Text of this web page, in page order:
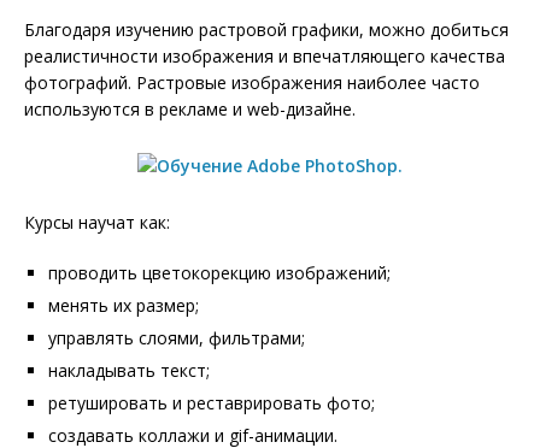
Благодаря изучению растровой графики, можно добиться
реалистичности изображения и впечатляющего качества
фотографий. Растровые изображения наиболее часто
используются в рекламе и web-дизайне.
Курсы научат как:
проводить цветокорекцию изображений;
менять их размер;
управлять слоями, фильтрами;
накладывать текст;
ретушировать и реставрировать фото;
создавать коллажи и gif-анимации.